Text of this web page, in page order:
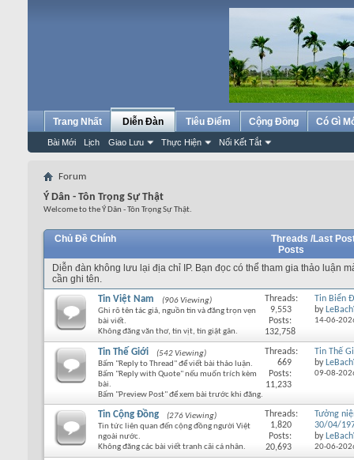
Trang Nhất Diễn Đàn
Bài Mới Lịch Giao Lưu Thực Hiện Nối Kết Tắt
Tiêu Điểm Cộng Đồng Có Gì
Forum
Ý Dân - Tôn Trọng Sự Thật
Welcome to the Ý Dân - Tôn Trọng Sự Thật.
Chủ Đề Chính
Threads /
Posts
Last
Diễn đàn không lưu lại địa chỉ IP. Bạn đọc có thể tham gia thảo luận
cần ghi tên.
Tin Việt Nam
(906 Viewing)
Ghi rõ tên tác giả, nguồn tin và đăng trọn vẹn
bài viết.
Không đăng văn thơ, tin vịt, tin giật gân.
Threads:
9,553
Posts:
132,758
Tin Biển
by
14-06-
Tin Thế Giới
(542 Viewing)
Bấm "Reply to Thread" để viết bài thảo luận.
Bấm "Reply with Quote" nếu muốn trích kèm
bài.
Bấm "Preview Post" để xem bài trước khi đăng.
Threads:
669
Posts:
11,233
Tin Thế
by
09-08-
Tin Cộng Đồng
(276 Viewing)
Tin tức liên quan đến cộng đồng người Việt
ngoài nước.
Không đăng các bài viết tranh cãi cá nhân.
Threads:
1,820
Posts:
20,693
Tưởng
30/04/
by
20-06-